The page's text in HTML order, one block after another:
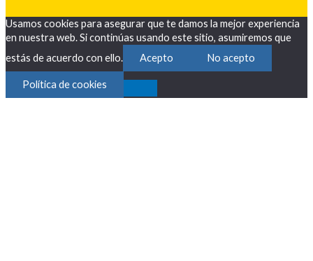
Usamos cookies para asegurar que te damos la mejor experiencia
en nuestra web. Si continúas usando este sitio, asumiremos que
estás de acuerdo con ello.
Acepto No acepto
Política de cookies